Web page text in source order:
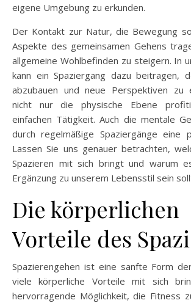
eigene Umgebung zu erkunden.
Der Kontakt zur Natur, die Bewegung
Aspekte des gemeinsamen Gehens
allgemeine Wohlbefinden zu steigern. In
kann ein Spaziergang dazu beitragen,
abzubauen und neue Perspektiven zu
nicht nur die physische Ebene
einfachen Tätigkeit. Auch die mentale
durch regelmäßige Spaziergänge eine
Lassen Sie uns genauer betrachten,
Spazieren mit sich bringt und warum
Ergänzung zu unserem Lebensstil sein
Die körperlichen
Vorteile des
Spazierengehen ist eine sanfte Form
viele körperliche Vorteile mit sich
hervorragende Möglichkeit, die Fitness